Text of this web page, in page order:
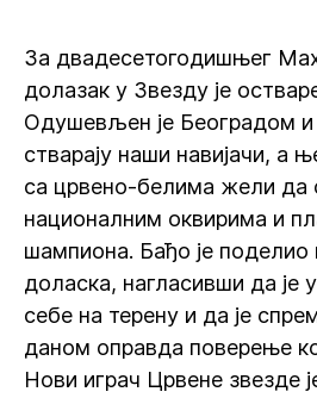
За двадесетогодишњег
долазак у Звезду је
Одушевљен је Београдом и
стварају наши навијачи, а
са црвено-белима жели да
националним оквирима и
шампиона. Бађо је поделио
доласка, нагласивши да је
себе на терену и да је
даном оправда поверење
Нови играч Црвене звезде